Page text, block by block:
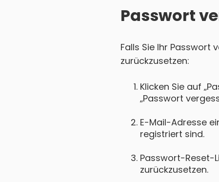
Passwort
Falls Sie Ihr Passwort
zurückzusetzen:
Klicken Sie auf
„Passwort
E-Mail-Adresse
registriert sind.
Passwort-Reset-
zurückzusetzen.